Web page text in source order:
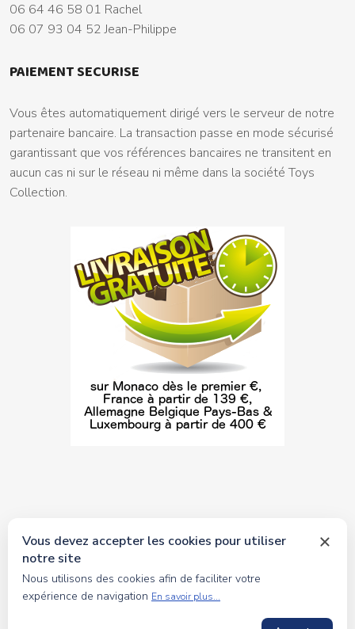
06 64 46 58 01 Rachel
06 07 93 04 52 Jean-Philippe
PAIEMENT SECURISE
Vous êtes automatiquement dirigé vers le serveur de notre
partenaire bancaire. La transaction passe en mode sécurisé
garantissant que vos références bancaires ne transitent en
aucun cas ni sur le réseau ni même dans la société Toys
Collection.
© 2026 tous droits réservés Toyscollection. Réalisation
oceanesoft.com
Vous devez accepter les cookies pour utiliser
notre site
Nous utilisons des cookies afin de faciliter votre
expérience de navigation En savoir plus...